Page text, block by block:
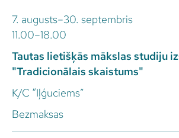
7. augusts–30. septembris
11.00–18.00
Tautas lietišķās mākslas studiju
"Tradicionālais skaistums"
K/C “Iļģuciems”
Bezmaksas